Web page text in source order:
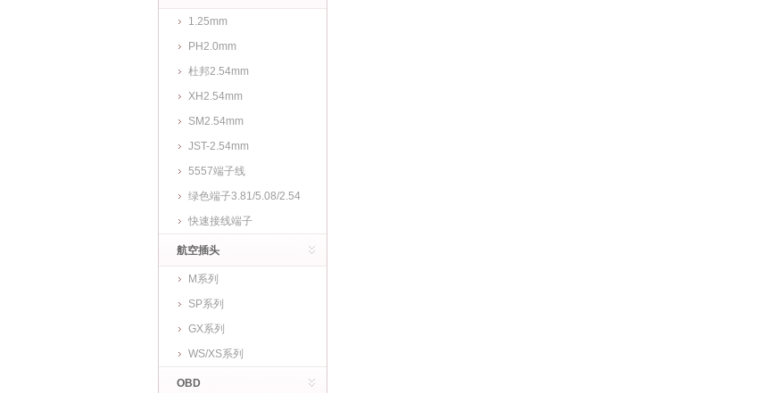
1.25mm
PH2.0mm
杜邦2.54mm
XH2.54mm
SM2.54mm
JST-2.54mm
5557端子线
绿色端子3.81/5.08/2.54
快速接线端子
航空插头
M系列
SP系列
GX系列
WS/XS系列
OBD